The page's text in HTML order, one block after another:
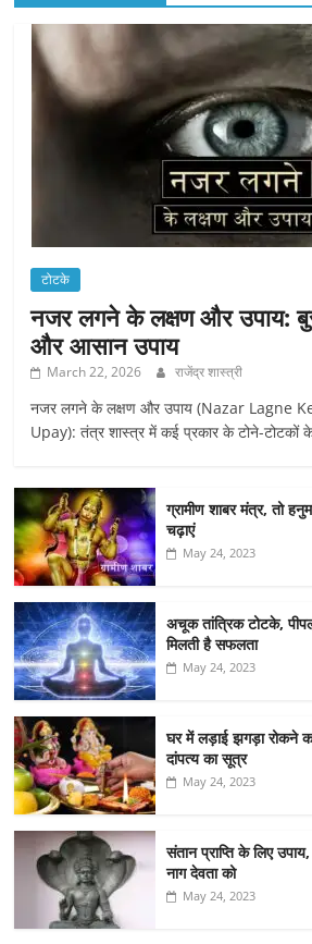
टोटके
नजर लगने के लक्षण और उपाय:
और आसान उपाय
March 22, 2026 राजेंद्र शास्त्री
नजर लगने के लक्षण और उपाय (Nazar Lagne
Upay): तंत्र शास्त्र में कई प्रकार के टोने-टोटकों
ग्रामीण शाबर मंत्र, तो
चढ़ाएं
May 24, 2023
अचूक तांत्रिक टोटके,
मिलती है सफलता
May 24, 2023
घर में लड़ाई झगड़ा रोकने
दांपत्य का सूत्र
May 24, 2023
संतान प्राप्ति के लिए
नाग देवता को
May 24, 2023